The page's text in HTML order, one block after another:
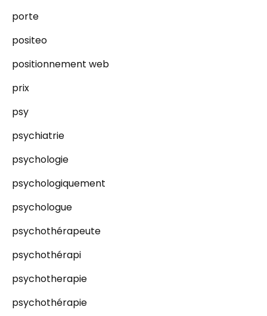
porte
positeo
positionnement web
prix
psy
psychiatrie
psychologie
psychologiquement
psychologue
psychothérapeute
psychothérapi
psychotherapie
psychothérapie